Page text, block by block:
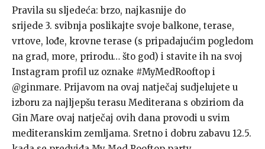
Pravila su sljedeća: brzo, najkasnije do
srijede 3. svibnja poslikajte svoje balkone, terase,
vrtove, lođe, krovne terase (s pripadajućim pogledom
na grad, more, prirodu… što god) i stavite ih na svoj
Instagram profil uz oznake #MyMedRooftop i
@ginmare. Prijavom na ovaj natječaj sudjelujete u
izboru za najljepšu terasu Mediterana s obziriom da
Gin Mare ovaj natječaj ovih dana provodi u svim
mediteranskim zemljama. Sretno i dobru zabavu 12.5.